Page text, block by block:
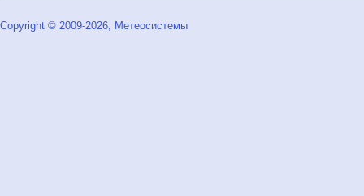
Copyright © 2009-2026, Метеосистемы